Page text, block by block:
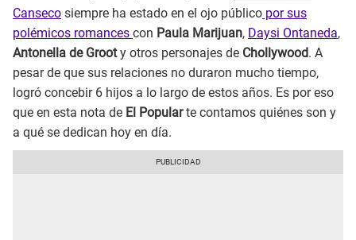
Canseco siempre ha estado en el ojo público por sus
polémicos romances con Paula Marijuan, Daysi Ontaneda,
Antonella de Grooty otros personajes de Chollywood. A
pesar de que sus relaciones no duraron mucho tiempo,
logró concebir 6 hijos a lo largo de estos años. Es por eso
que en esta nota de El Popularte contamos quiénes son y
a qué se dedican hoy en día.